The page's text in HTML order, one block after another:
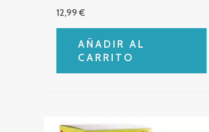
12,99€
AÑADIR AL
CARRITO